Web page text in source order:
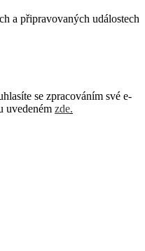
a připravovaných událostech
se zpracováním své e-
uvedeném zde.